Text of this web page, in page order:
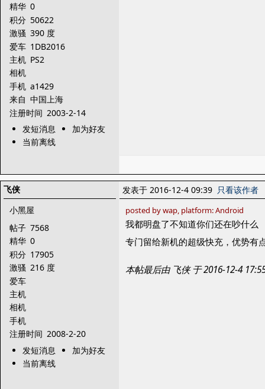
精华 0
积分 50622
激骚 390 度
爱车 1DB2016
主机 PS2
相机
手机 a1429
来自 中国上海
注册时间 2003-2-14
发短消息
加为好友
当前离线
飞侠
小黑屋
帖子 7568
精华 0
积分 17905
激骚 216 度
爱车
主机
相机
手机
注册时间 2008-2-20
发短消息
加为好友
当前离线
发表于 2016-12-4 09:39 只看该作者
posted by wap, platform: Android
我都明盘了不知道你们还在吵什么
专门留给新机的超级快充，优势有
本帖最后由 飞侠 于 2016-12-4